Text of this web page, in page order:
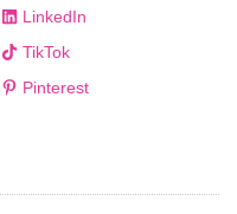
LinkedIn
TikTok
Pinterest